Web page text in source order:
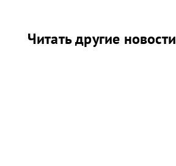
Читать другие новости